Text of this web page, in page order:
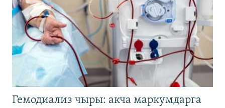
Гемодиализ чыры: акча маркумдарга